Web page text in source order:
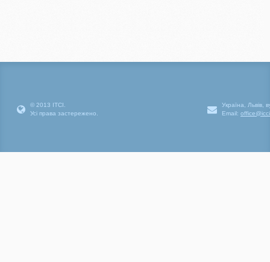
© 2013 ІТСІ.
Усі права застережено.
Україна, Львів,
Email: